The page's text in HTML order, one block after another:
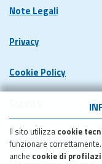
Il sito utilizza cookie
funzionare
anche cookie di
Note Legali
Privacy
Cookie Policy
Dichiarazione di